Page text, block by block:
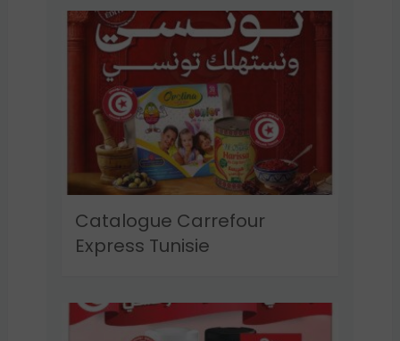
Catalogue Carrefour
Express Tunisie